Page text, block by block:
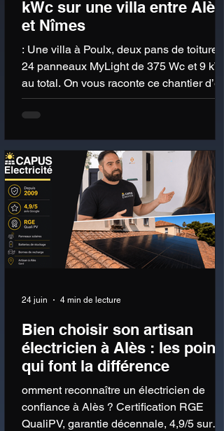
kWc sur une villa entre Alès
et Nîmes
: Une villa à Poulx, deux pans de toiture,
24 panneaux MyLight de 375 Wc et 9 kWc
au total. On vous raconte ce chantier d’été
près de Nîmes, et pourquoi les batteries
arrivent seulement à la rentrée.
Bien choisir son artisan
électricien à Alès : les points
qui font la différence
omment reconnaître un électricien de
confiance à Alès ? Certification RGE
QualiPV, garantie décennale, 4,9/5 sur
24 juin 4 min de lecture